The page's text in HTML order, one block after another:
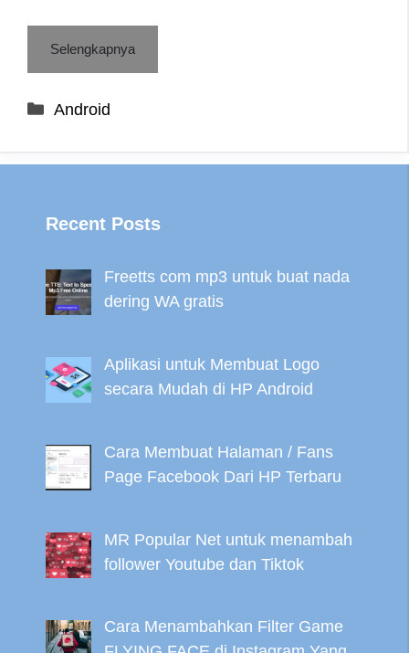
Selengkapnya
Categories
Android
Recent Posts
Freetts com mp3 untuk buat nada
dering WA gratis
Aplikasi untuk Membuat Logo
secara Mudah di HP Android
Cara Membuat Halaman / Fans
Page Facebook Dari HP Terbaru
MR Popular Net untuk menambah
follower Youtube dan Tiktok
Cara Menambahkan Filter Game